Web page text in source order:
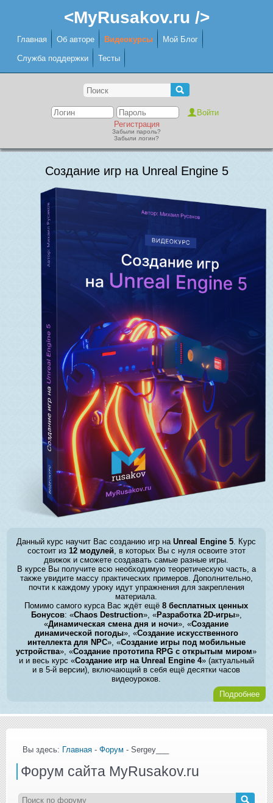
<MyRusakov.ru />
Главная Об авторе Видеокурсы Мой Блог
Служба поддержки Тесты
Регистрация
Забыли пароль?
Забыли логин?
Создание игр на Unreal Engine 5
Данный курс научит Вас созданию игр наUnreal Engine 5 . Курс
состоит из 12 модулей, в которых Вы с нуля освоите этот
движок и сможете создавать самые разные игры.
В курсе Вы получите всю необходимую теоретическую часть, а
также увидите массу практических примеров. Дополнительно,
почти к каждому уроку идут упражнения для закрепления
материала.
Помимо самого курса Вас ждёт ещё8 бесплатных ценных
Бонусов: «Chaos Destruction», «Разработка 2D-игры»,
«Динамическая смена дня и ночи», «Создание
динамической погоды», «Создание искусственного
интеллекта для NPC», «Создание игры под мобильные
устройства», «Создание прототипа RPG с открытым миром»
и и весь курс «Создание игр на Unreal Engine 4» (актуальный
и в 5-й версии), включающий в себя ещё десятки часов
видеоуроков.
Подробнее
Вы здесь: Главная - Форум - Sergey___
Форум сайта MyRusakov.ru